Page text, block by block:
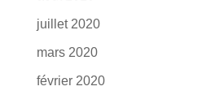
juillet 2020
mars 2020
février 2020